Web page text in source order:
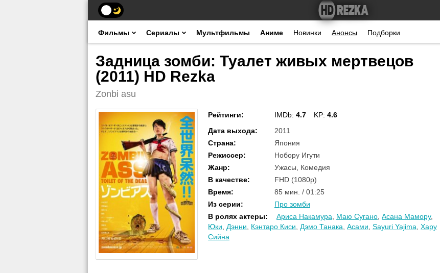
Фильмы Сериалы Мультфильмы Аниме Новинки Анонсы Подборки
Задница зомби: Туалет живых мертвецов
(2011) HD Rezka
Zonbi asu
Рейтинги: IMDb: 4.7 KP: 4.6
Дата выхода:
2011
Страна:
Япония
Режиссер:
Нобору Игути
Жанр:
Ужасы, Комедия
В качестве:
FHD (1080p)
Время:
85 мин. / 01:25
Из серии:
Про зомби
В ролях актеры: Ариса Накамура Маю Сугано Асана Мамору,
Юки
Дэнни Кэнтаро Киси Дэмо Танака Асами Sayuri Yajima Хару
Сийна